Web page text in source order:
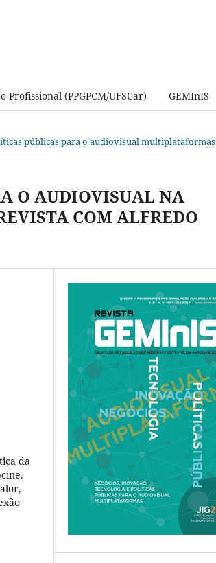
Profissional (PPGPCM/UFSCar) GEMInIS
públicas para o audiovisual multiplataformas
O AUDIOVISUAL NA
COM ALFREDO
da